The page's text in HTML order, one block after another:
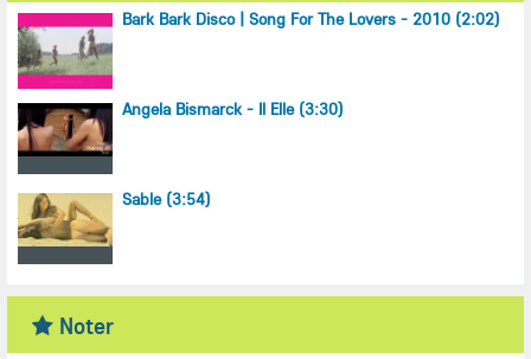
Bark Bark Disco | Song For The Lovers - 2010 (2:02)
Angela Bismarck - Il Elle (3:30)
Sable (3:54)
Noter